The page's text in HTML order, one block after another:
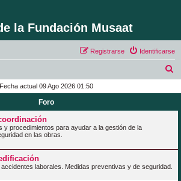
la Fundación Musaat
Identificarse
Registrarse
c
Fecha actual 09 Ago 2026 01:50
Foro
y procedimientos para ayudar a la gestión de la
en las obras.
laborales. Medidas preventivas y de seguridad.